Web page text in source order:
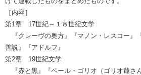
［内容］
第1章 17世紀～１８世紀文学
『クレーヴの奥方』『マノン・レスコー』
善説』『アドルフ』
第2章 19世紀文学
『赤と黒』『ペール・ゴリオ（ゴリオ爺さ